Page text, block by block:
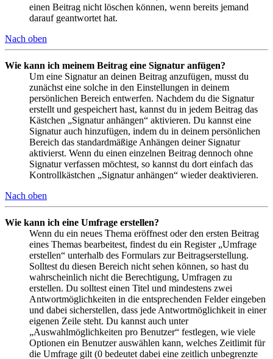
einen Beitrag nicht löschen können, wenn bereits jemand
darauf geantwortet hat.
Nach oben
Wie kann ich meinem Beitrag eine Signatur anfügen?
Um eine Signatur an deinen Beitrag anzufügen, musst du
zunächst eine solche in den Einstellungen in deinem
persönlichen Bereich entwerfen. Nachdem du die Signatur
erstellt und gespeichert hast, kannst du in jedem Beitrag das
Kästchen „Signatur anhängen“ aktivieren. Du kannst eine
Signatur auch hinzufügen, indem du in deinem persönlichen
Bereich das standardmäßige Anhängen deiner Signatur
aktivierst. Wenn du einen einzelnen Beitrag dennoch ohne
Signatur verfassen möchtest, so kannst du dort einfach das
Kontrollkästchen „Signatur anhängen“ wieder deaktivieren.
Nach oben
Wie kann ich eine Umfrage erstellen?
Wenn du ein neues Thema eröffnest oder den ersten Beitrag
eines Themas bearbeitest, findest du ein Register „Umfrage
erstellen“ unterhalb des Formulars zur Beitragserstellung.
Solltest du diesen Bereich nicht sehen können, so hast du
wahrscheinlich nicht die Berechtigung, Umfragen zu
erstellen. Du solltest einen Titel und mindestens zwei
Antwortmöglichkeiten in die entsprechenden Felder eingeben
und dabei sicherstellen, dass jede Antwortmöglichkeit in einer
eigenen Zeile steht. Du kannst auch unter
„Auswahlmöglichkeiten pro Benutzer“ festlegen, wie viele
Optionen ein Benutzer auswählen kann, welches Zeitlimit für
die Umfrage gilt (0 bedeutet dabei eine zeitlich unbegrenzte